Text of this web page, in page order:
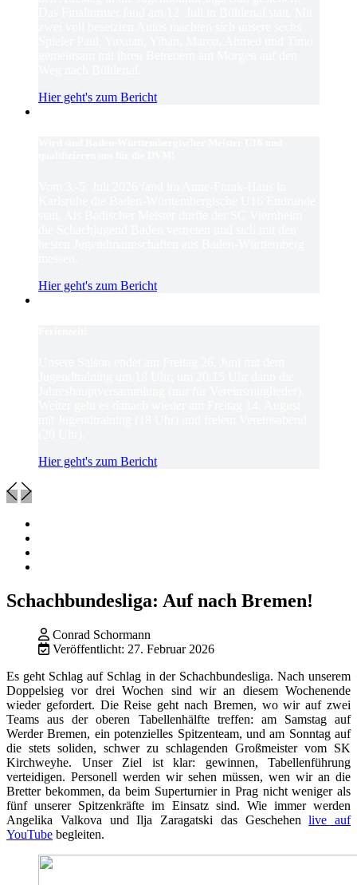
Hier geht's zum Bericht
Hier geht's zum Bericht
Hier geht's zum Bericht
Schachbundesliga: Auf nach Bremen!
Conrad Schormann
Veröffentlicht: 27. Februar 2026
Es geht Schlag auf Schlag in der Schachbundesliga. Nach unserem
Doppelsieg vor drei Wochen sind wir an diesem Wochenende
wieder gefordert. Die Reise geht nach Bremen, wo wir auf zwei
Teams aus der oberen Tabellenhälfte treffen: am Samstag auf
Werder Bremen, ein potenzielles Spitzenteam, und am Sonntag auf
die stets soliden, schwer zu schlagenden Großmeister vom SK
Kirchweyhe. Unser Ziel ist klar: gewinnen, Tabellenführung
verteidigen. Personell werden wir sehen müssen, wen wir an die
Bretter bekommen, da beim Superturnier in Prag nicht weniger als
fünf unserer Spitzenkräfte im Einsatz sind. Wie immer werden
Angelika Valkova und Ilja Zaragatski das Geschehenlive auf
YouTube begleiten.